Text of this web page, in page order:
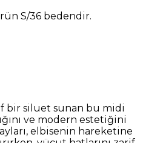
S/36 bedendir.
bir siluet sunan bu midi
ve modern estetiğini
elbisenin hareketine